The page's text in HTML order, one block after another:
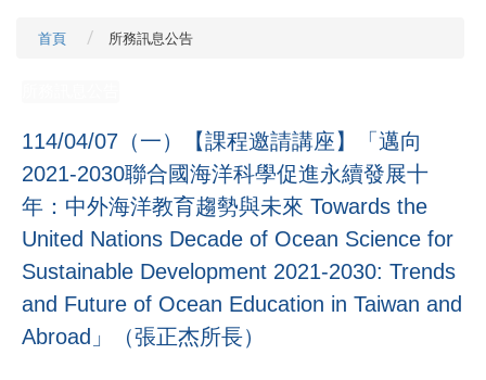
首頁 所務訊息公告
114/04/07（一）【課程邀請講座】「邁向
2021-2030聯合國海洋科學促進永續發展十
年：中外海洋教育趨勢與未來 Towards the
United Nations Decade of Ocean Science for
Sustainable Development 2021-2030: Trends
and Future of Ocean Education in Taiwan and
Abroad」（張正杰所長）